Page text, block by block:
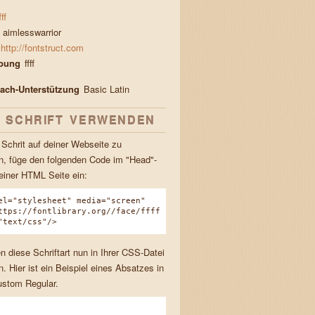
aimlesswarrior
http://fontstruct.com
ffff
Unterstützung Basic Latin
SCHRIFT VERWENDEN
auf deiner Webseite zu
füge den folgenden Code im "Head"-
HTML Seite ein:
media="screen"
fontlibrary.org//face/ffff
css"/>
diese Schriftart nun in Ihrer CSS-Datei
Hier ist ein Beispiel eines Absatzes in
Regular.